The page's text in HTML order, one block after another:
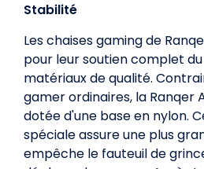
Stabilité
Les chaises gaming de
pour leur soutien complet
matériaux de qualité.
gamer ordinaires, la Ranqer
dotée d'une base en nylon.
spéciale assure une plus
empêche le fauteuil de